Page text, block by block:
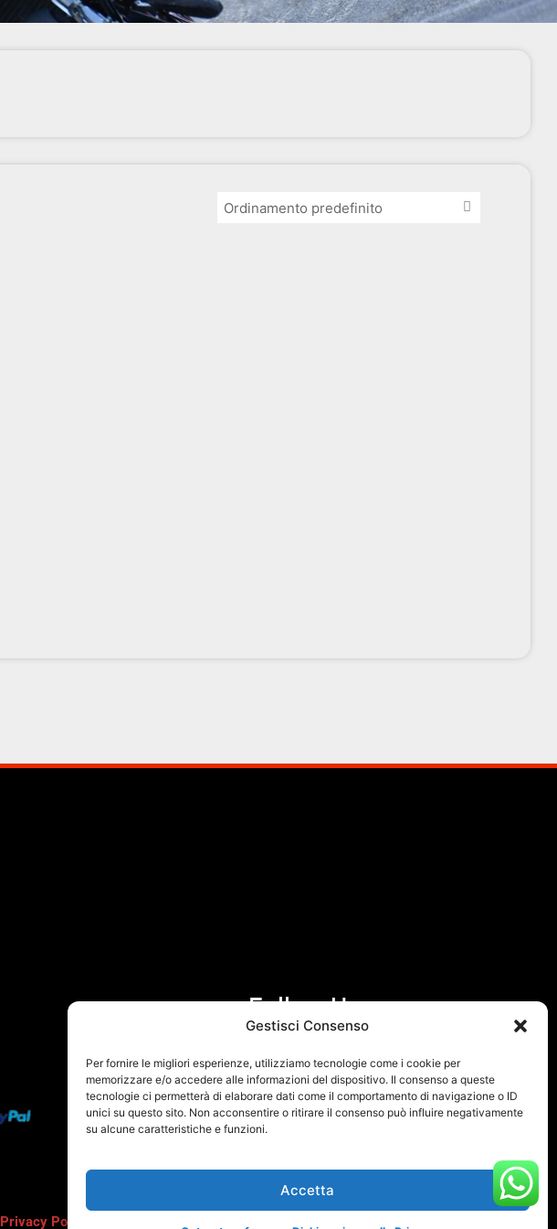
Gestisci Consenso
Per fornire le migliori esperienze, utilizziamo tecnologie come i cookie per
memorizzare e/o accedere alle informazioni del dispositivo. Il consenso a queste
tecnologie ci permetterà di elaborare dati come il comportamento di navigazione o ID
unici su questo sito. Non acconsentire o ritirare il consenso può influire negativamente
su alcune caratteristiche e funzioni.
Accetta
Follow Us
F
a
c
e
o
I
n
s
g
a
Privacy Policy